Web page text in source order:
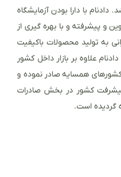
با دارا بودن آزمایشگاه
و پیشرفته و با بهره گیری از
به تولید محصولات باکیفیت
علاوه بر بازار داخل کشور
همسایه صادر نموده و
کشور در بخش صادرات
گردیده است.